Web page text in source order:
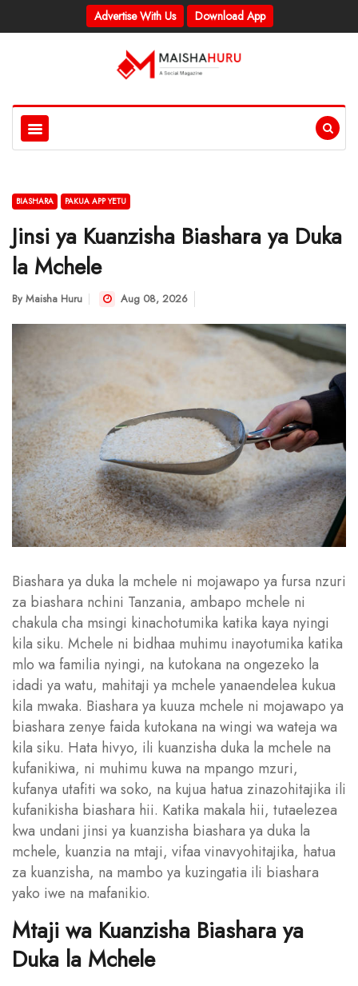
Advertise With Us Download App
BIASHARA PAKUA APP YETU
Jinsi ya Kuanzisha Biashara ya Duka
la Mchele
By Maisha Huru Aug 08, 2026
Biashara ya duka la mchele ni mojawapo ya fursa nzuri
za biashara nchini Tanzania, ambapo mchele ni
chakula cha msingi kinachotumika katika kaya nyingi
kila siku. Mchele ni bidhaa muhimu inayotumika katika
mlo wa familia nyingi, na kutokana na ongezeko la
idadi ya watu, mahitaji ya mchele yanaendelea kukua
kila mwaka. Biashara ya kuuza mchele ni mojawapo ya
biashara zenye faida kutokana na wingi wa wateja wa
kila siku. Hata hivyo, ili kuanzisha duka la mchele na
kufanikiwa, ni muhimu kuwa na mpango mzuri,
kufanya utafiti wa soko, na kujua hatua zinazohitajika ili
kufanikisha biashara hii. Katika makala hii, tutaelezea
kwa undani jinsi ya kuanzisha biashara ya duka la
mchele, kuanzia na mtaji, vifaa vinavyohitajika, hatua
za kuanzisha, na mambo ya kuzingatia ili biashara
yako iwe na mafanikio.
Mtaji wa Kuanzisha Biashara ya
Duka la Mchele